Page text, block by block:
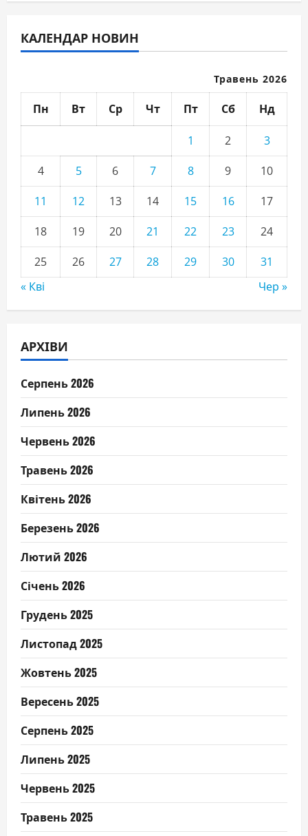
КАЛЕНДАР НОВИН
Травень 2026
Пн Вт Ср Чт Пт Сб Нд
1 2
3
4
5 6 7 8 9
10
11
12 13 14 15 16
17
18
19 20 21 22 23
24
25
26 27 28 29 30
31
« Кві
Чер »
АРХІВИ
Серпень 2026
Липень 2026
Червень 2026
Травень 2026
Квітень 2026
Березень 2026
Лютий 2026
Січень 2026
Грудень 2025
Листопад 2025
Жовтень 2025
Вересень 2025
Серпень 2025
Липень 2025
Червень 2025
Травень 2025